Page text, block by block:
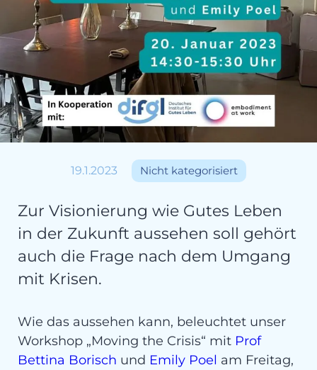
19.1.2023 Nicht kategorisiert
Zur Visionierung wie Gutes Leben
in der Zukunft aussehen soll gehört
auch die Frage nach dem Umgang
mit Krisen.
Wie das aussehen kann, beleuchtet unser
Workshop „Moving the Crisis“ mit Prof
Bettina Borisch und Emily Poel am Freitag,